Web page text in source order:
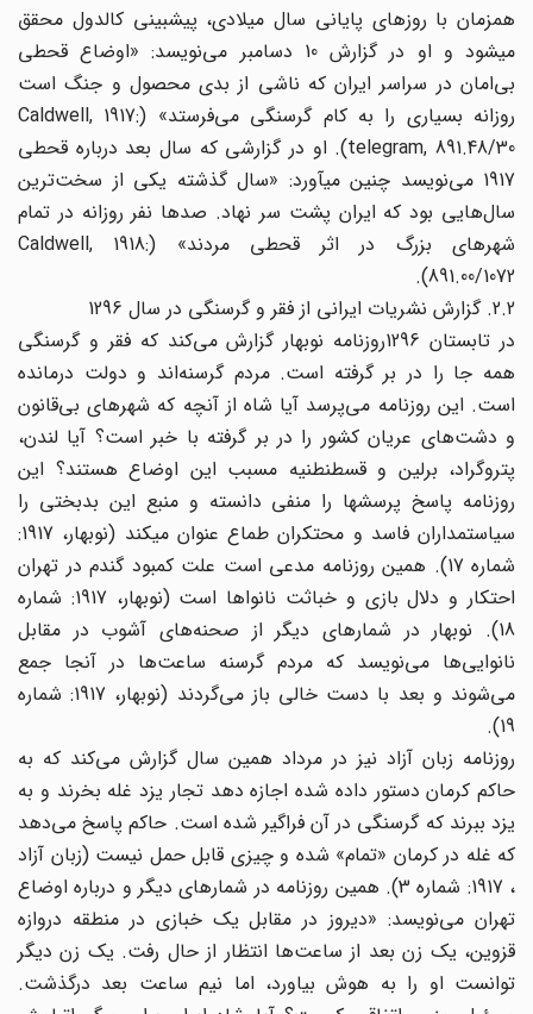
همزمان با روزهای پایانی سال میلادی، پیشبینی کالدول محقق
میشود و او در گزارش 10 دسامبر می‌‌نویسد: «اوضاع قحطی
بی‌امان در سراسر ایران که ناشی از بدی محصول و جنگ است
روزانه بسیاری را به کام گرسنگی می‌‌فرستد» (Caldwell, 1917:
telegram, 891.48/30). او در گزارشی که سال بعد درباره قحطی
1917 می‌‌نویسد چنین میآورد: «سال گذشته یکی از سخت‌ترین
سال‌هایی بود که ایران پشت سر نهاد. صدها نفر روزانه در تمام
شهرهای بزرگ در اثر قحطی مردند» (Caldwell, 1918:
891.00/1072).
2.2. گزارش نشریات ایرانی از فقر و گرسنگی در سال 1296
در تابستان 1296روزنامه نوبهار گزارش می‌‌کند که فقر و گرسنگی
همه جا را در بر گرفته است. مردم گرسنه‌اند ‌‌و دولت درمانده
است. این روزنامه می‌‌پرسد آیا شاه از آنچه که شهرهای بی‌قانون
و دشت‌های ‌‌عریان کشور را در بر گرفته با خبر است؟ آیا لندن،
پتروگراد، برلین و قسطنطنیه مسبب این اوضاع هستند؟ این
روزنامه پاسخ پرسشها را منفی دانسته و منبع این بدبختی را
سیاستمداران فاسد و محتکران طماع عنوان میکند (نوبهار، 1917:
شماره 17). همین روزنامه مدعی است علت کمبود گندم در تهران
احتکار و دلال بازی و خباثت نانواها است (نوبهار، 1917: شماره
18). نوبهار در شمارهای دیگر از صحنه‌های ‌‌آشوب در مقابل
نانوایی‌ها ‌‌می‌‌نویسد که مردم گرسنه ساعت‌ها ‌‌در آنجا جمع
می‌‌شوند و بعد با دست خالی باز می‌‌گردند (نوبهار، 1917: شماره
روزنامه زبان آزاد نیز در مرداد همین سال گزارش می‌‌کند که به
حاکم کرمان دستور داده شده اجازه دهد تجار یزد غله بخرند و به
یزد ببرند که گرسنگی در آن فراگیر شده است. حاکم پاسخ می‌‌دهد
که غله در کرمان «تمام» شده و چیزی قابل حمل نیست (زبان آزاد
، 1917: شماره 3). همین روزنامه در شمارهای دیگر و درباره اوضاع
تهران می‌‌نویسد: «دیروز در مقابل یک خبازی در منطقه دروازه
قزوین، یک زن بعد از ساعت‌ها ‌‌انتظار از حال رفت. یک زن دیگر
توانست او را به هوش بیاورد، اما نیم ساعت بعد درگذشت.